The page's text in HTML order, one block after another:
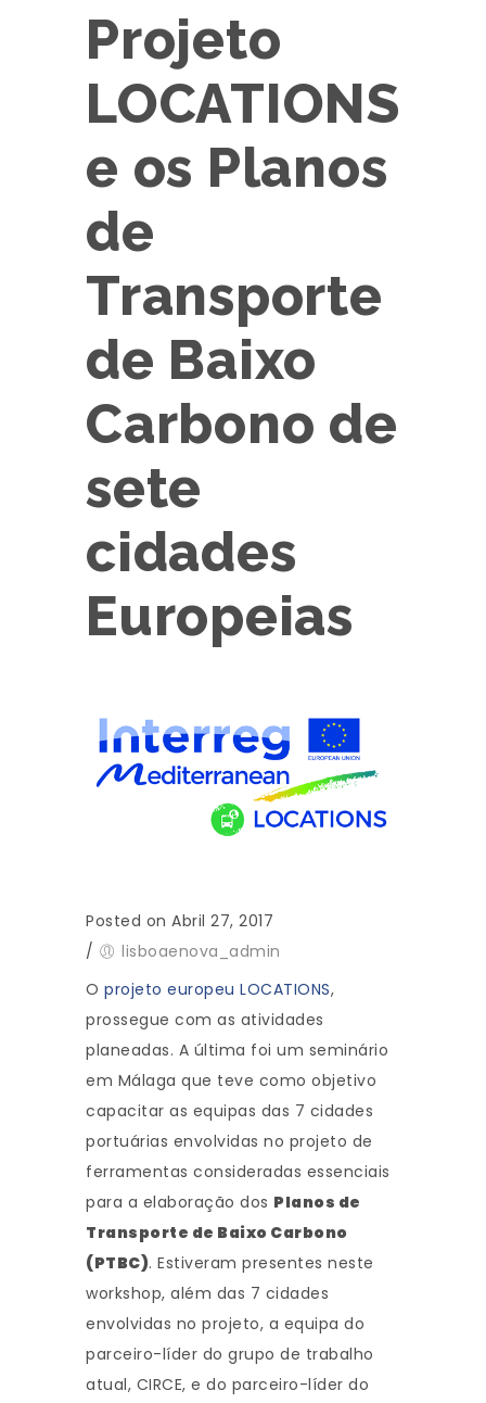
Projeto
LOCATIONS
e os Planos
de
Transporte
de Baixo
Carbono de
sete
cidades
Europeias
Posted on Abril 27, 2017
/
lisboaenova_admin
O projeto europeu LOCATIONS,
prossegue com as atividades
planeadas. A última foi um seminário
em Málaga que teve como objetivo
capacitar as equipas das 7 cidades
portuárias envolvidas no projeto de
ferramentas consideradas essenciais
para a elaboração dos Planos de
Transporte de Baixo Carbono
(PTBC). Estiveram presentes neste
workshop, além das 7 cidades
envolvidas no projeto, a equipa do
parceiro-líder do grupo de trabalho
atual, CIRCE, e do parceiro-líder do